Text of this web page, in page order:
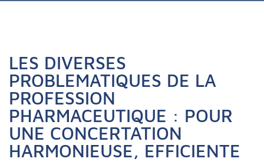
LES DIVERSES
PROBLEMATIQUES DE LA
PROFESSION
PHARMACEUTIQUE : POUR
UNE CONCERTATION
HARMONIEUSE, EFFICIENTE